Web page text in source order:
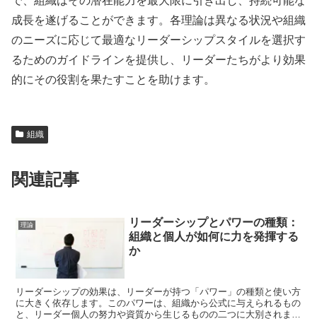
成長を遂げることができます。各理論は異なる状況や組織
のニーズに応じて最適なリーダーシップスタイルを選択す
るためのガイドラインを提供し、リーダーたちがより効果
的にその役割を果たすことを助けます。
組織
関連記事
理論
リーダーシップとパワーの種類：
組織と個人が如何に力を発揮する
か
リーダーシップの効果は、リーダーが持つ「パワー」の種類と使い方
に大きく依存します。このパワーは、組織から公式に与えられるもの
と、リーダー個人の努力や資質から生じるものの二つに大別されま